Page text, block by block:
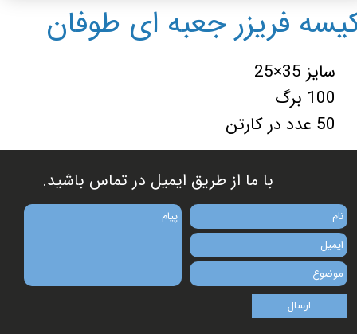
سایز 35×25
100 برگ
50 عدد در کارتن
فریزر جعبه ای طوفان
ارسال
​​با ما از طریق ایمیل در تماس باشید.